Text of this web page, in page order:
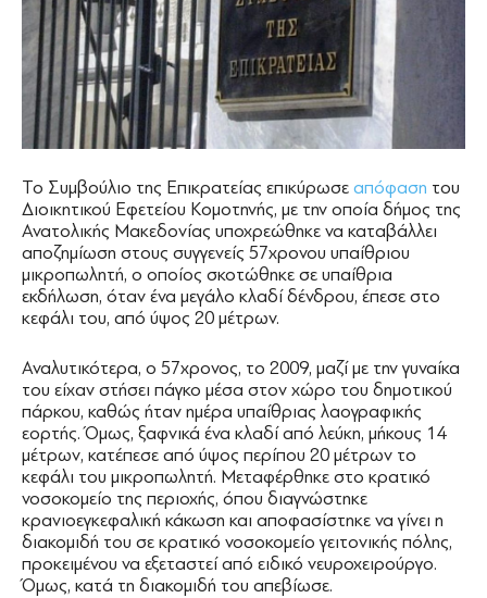
Το Συμβούλιο της Επικρατείας επικύρωσε απόφαση του
Διοικητικού Εφετείου Κομοτηνής, με την οποία δήμος της
Ανατολικής Μακεδονίας υποχρεώθηκε να καταβάλλει
αποζημίωση στους συγγενείς 57χρονου υπαίθριου
μικροπωλητή, ο οποίος σκοτώθηκε σε υπαίθρια
εκδήλωση, όταν ένα μεγάλο κλαδί δένδρου, έπεσε στο
κεφάλι του, από ύψος 20 μέτρων.
Αναλυτικότερα, ο 57χρονος, το 2009, μαζί με την γυναίκα
του είχαν στήσει πάγκο μέσα στον χώρο του δημοτικού
πάρκου, καθώς ήταν ημέρα υπαίθριας λαογραφικής
εορτής. Όμως, ξαφνικά ένα κλαδί από λεύκη, μήκους 14
μέτρων, κατέπεσε από ύψος περίπου 20 μέτρων το
κεφάλι του μικροπωλητή. Μεταφέρθηκε στο κρατικό
νοσοκομείο της περιοχής, όπου διαγνώστηκε
κρανιοεγκεφαλική κάκωση και αποφασίστηκε να γίνει η
διακομιδή του σε κρατικό νοσοκομείο γειτονικής πόλης,
προκειμένου να εξεταστεί από ειδικό νευροχειρούργο.
Όμως, κατά τη διακομιδή του απεβίωσε.